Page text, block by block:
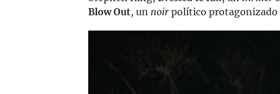
Blow Out, un noir político protagonizado